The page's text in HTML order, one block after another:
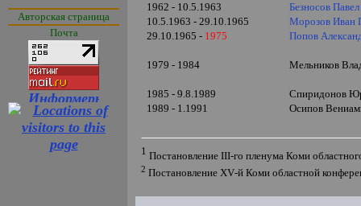
Авторская страница
Почта
1962 - 10.5.1963
Безносов
10.5.1963 - 29.10.1965
Морозов Иван
29.10.1965 - 1975 Попов
1979 - 1984 Мельников
1985 - 9.8.1989
Спиридонов
1989 - 1.1991
Осипов
1 ПостановлениеIII-го пленума Коми
2 Постановление XV-й Коми областной